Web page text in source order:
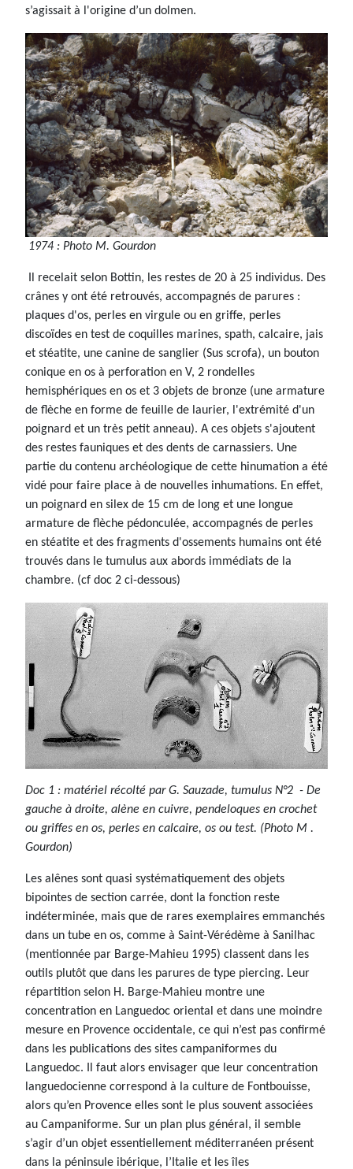
s’agissait à l'origine d’un dolmen.
1974 : Photo M. Gourdon
Il recelait selon Bottin, les restes de 20 à 25 individus. Des
crânes y ont été retrouvés, accompagnés de parures :
plaques d'os, perles en virgule ou en griffe, perles
discoïdes en test de coquilles marines, spath, calcaire, jais
et stéatite, une canine de sanglier (Sus scrofa), un bouton
conique en os à perforation en V, 2 rondelles
hemisphériques en os et 3 objets de bronze (une armature
de flèche en forme de feuille de laurier, l'extrémité d'un
poignard et un très petit anneau). A ces objets s'ajoutent
des restes fauniques et des dents de carnassiers. Une
partie du contenu archéologique de cette hinumation a été
vidé pour faire place à de nouvelles inhumations. En effet,
un poignard en silex de 15 cm de long et une longue
armature de flèche pédonculée, accompagnés de perles
en stéatite et des fragments d'ossements humains ont été
trouvés dans le tumulus aux abords immédiats de la
chambre. (cf doc 2 ci-dessous)
Doc 1 : matériel récolté par G. Sauzade, tumulus N°2 - De
gauche à droite, alène en cuivre, pendeloques en crochet
ou griffes en os, perles en calcaire, os ou test. (Photo M .
Gourdon)
Les alênes sont quasi systématiquement des objets
bipointes de section carrée, dont la fonction reste
indéterminée, mais que de rares exemplaires emmanchés
dans un tube en os, comme à Saint-Vérédème à Sanilhac
(mentionnée par Barge-Mahieu 1995) classent dans les
outils plutôt que dans les parures de type piercing. Leur
répartition selon H. Barge-Mahieu montre une
concentration en Languedoc oriental et dans une moindre
mesure en Provence occidentale, ce qui n’est pas confirmé
dans les publications des sites campaniformes du
Languedoc. Il faut alors envisager que leur concentration
languedocienne correspond à la culture de Fontbouisse,
alors qu’en Provence elles sont le plus souvent associées
au Campaniforme. Sur un plan plus général, il semble
s’agir d’un objet essentiellement méditerranéen présent
dans la péninsule ibérique, l’Italie et les îles